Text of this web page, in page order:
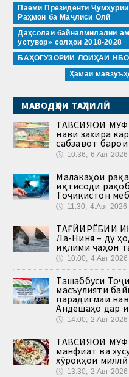
Паёми Президенти
Раҳмон ба Маҷлиси Олӣ
Даҳсолаи байналмилалии
устувор» солҳои 2018-2028
БАҲОГУЗОРИИ ЛОИҲАИ НБО
Ҳамаи
МАВОДҲОИ ТАҲЛИЛӢ
ТАВСИЯҲОИ
нави захира
сабзавот
🕔 10:36, 6.Авг 2026
Малакаҳои
иқтисоди
Тоҷикистон
🕔 11:30, 4.Авг 2026
ТАҒЙИРЁБИИ
Ла-Ниня – ду
иқлими ҷаҳон
🕔 10:00, 4.Авг 2026
Ташаббуси
масъулияти
парадигмаи
Андешаҳо дар
🕔 14:00, 2.Авг 2026
ТАВСИЯҲОИ
манфиат ва
хӯрокҳои миллӣ
🕔 13:30, 2.Авг 2026